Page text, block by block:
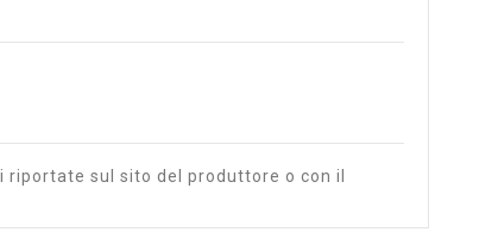
sul sito del produttore o con il